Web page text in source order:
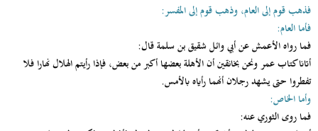
فذهب قوم إلى العام، وذهب قوم إلى المفسر:
فأما العام:
فما رواه الأعمش عن أبي وائل شقيق بن سلمة قال:
أتانا كتاب عمر ونحن بخانقين أن الأهلة بعضها أكبر من بعض، فإذا رأيتم الهلال نهارا فلا
تفطروا حتى يشهد رجلان أنهما رأياه بالأمس.
وأما الخاص:
فما روى الثوري عنه: